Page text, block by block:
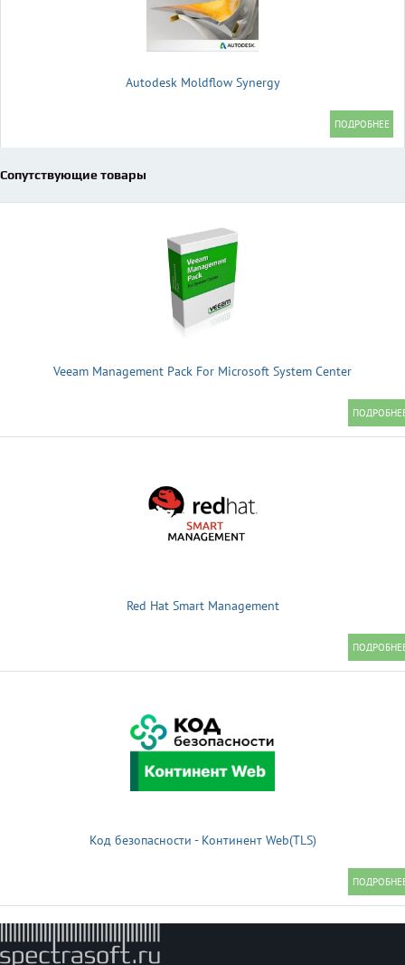
Autodesk Moldflow Synergy
Сопутствующие товары
Veeam Management Pack For Microsoft System Center
Red Hat Smart Management
Код безопасности - Континент Web(TLS)